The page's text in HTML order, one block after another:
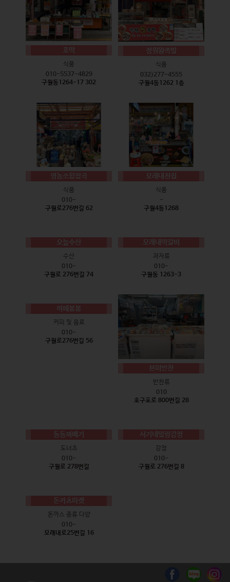
호떡
식품
010-5537-4829
구월동1264-17 302
정원왕족발
식품
032)277-4555
구월4동1262 1층
영농조합잡곡
식품
010-
구월로276번길 62
모래내전집
식품
-
구월4동1268
오늘수산
수산
010-
구월로 276번길 74
모래내떡갈비
과자류
010-
구월동 1263-3
까페봄봄
커피 및 음료
010-
구월로276번길 56
본미반찬
반찬류
010
호구포로 800번길 28
동동꽈배기
도너츠
010-
구월로 278번길
서기네말랑강정
강정
010-
구월로 276번길 8
돈카츠마켓
돈까스 종류 다양
010-
모래내로25번길 16